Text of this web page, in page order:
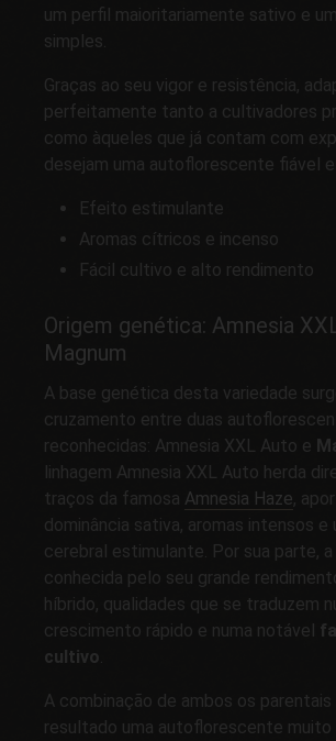
um perfil maioritariamente sativo e
simples.
Graças ao seu vigor e resistência,
perfeitamente tanto a cultivadores
como àqueles que já contam com
desejam uma autoflorescente fiável e
Efeito estimulante
Aromas cítricos e incenso
Fácil cultivo e alto rendimento
Origem genética: Amnesia
Magnum
A base genética desta variedade
cruzamento entre duas
reconhecidas: Amnesia XXL Auto e
linhagem Amnesia XXL Auto herda
traços da famosa Amnesia Haze,
dominância sativa, aromas intensos
cerebral estimulante. Por sua parte, a
conhecida pelo seu grande
híbrido, qualidades que se traduzem
crescimento rápido e numa notável
cultivo
A combinação de ambos os
resultado uma autoflorescente muito